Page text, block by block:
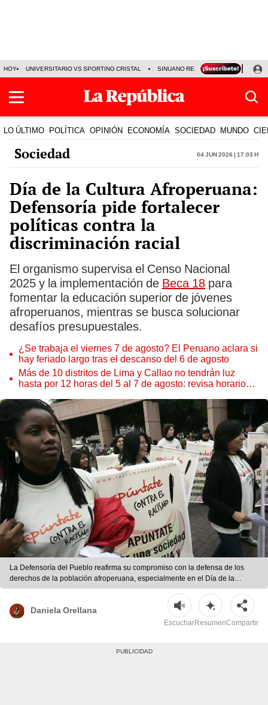
HOY UNIVERSITARIO VS SPORTING CRISTAL SINUANO RESULTADOS HOY
LO ÚLTIMO POLÍTICA OPINIÓN ECONOMÍA SOCIEDAD MUNDO
Sociedad 04 Jun 2026 | 17:03 h
Día de la Cultura Afroperuana:
Defensoría pide fortalecer
políticas contra la
discriminación racial
El organismo supervisa el Censo Nacional
2025 y la implementación de Beca 18 para
fomentar la educación superior de jóvenes
afroperuanos, mientras se busca solucionar
desafíos presupuestales.
¿Se trabaja el viernes 7 de agosto? El Peruano aclara si
hay feriado largo tras el descanso del 6 de agosto
Más de 10 distritos de Lima y Callao no tendrán luz
hasta por 12 horas del 5 al 7 de agosto: revisa horarios y
La Defensoría del Pueblo reafirma su compromiso con la defensa de los
derechos de la población afroperuana, especialmente en el Día de la
Cultura Afroperuana celebrado el 4 de junio. | Andina
Daniela Orellana
EscucharResumenCompartir